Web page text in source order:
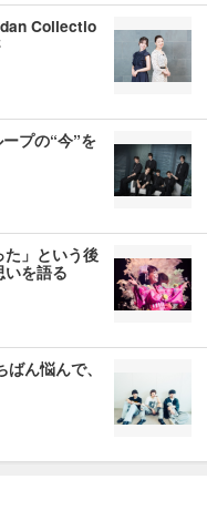
Collectio
プの“今”を
」という後
を語る
ん悩んで、